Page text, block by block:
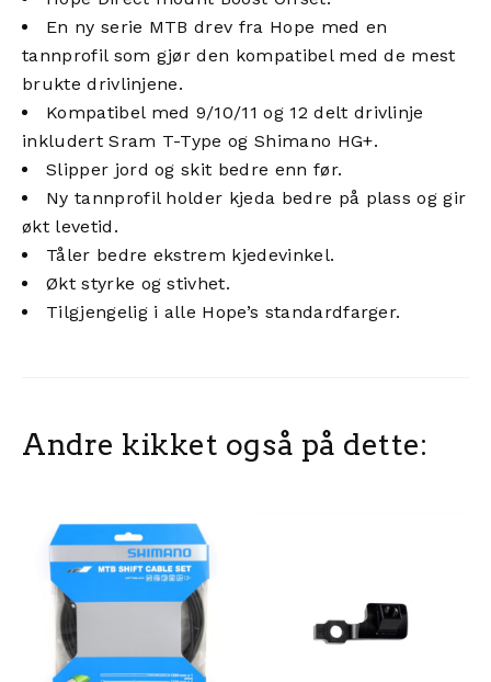
En ny serie MTB drev fra Hope med en
tannprofil som gjør den kompatibel med de mest
brukte drivlinjene.
Kompatibel med 9/10/11 og 12 delt drivlinje
inkludert Sram T-Type og Shimano HG+.
Slipper jord og skit bedre enn før.
Ny tannprofil holder kjeda bedre på plass og gir
økt levetid.
Tåler bedre ekstrem kjedevinkel.
Økt styrke og stivhet.
Tilgjengelig i alle Hope’s standardfarger.
Andre kikket også på dette: